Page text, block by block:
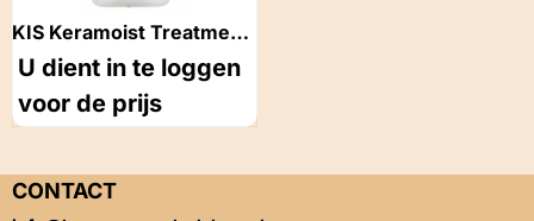
KIS Keramoist Treatment
1000ml
U dient in te loggen
voor de prijs
CONTACT